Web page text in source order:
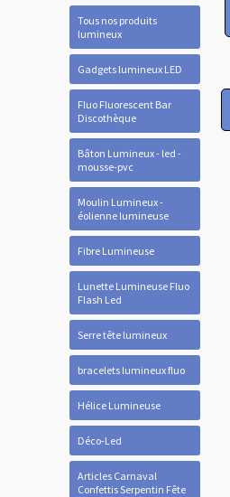
Tous nos produits
lumineux
Gadgets lumineux LED
Fluo Fluorescent Bar
Discothèque
Bâton Lumineux - led -
mousse-pvc
Moulin Lumineux -
éolienne lumineuse
Fibre Lumineuse
Lunette Lumineuse Fluo
Flash Led
Serre tête lumineux
bracelets lumineux fluo
Hélice Lumineuse
Déco-Led
Articles Carnaval
Confettis Serpentin Fête